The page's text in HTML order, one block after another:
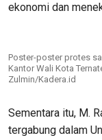
ekonomi dan
Poster-poster protes
Kantor Wali Kota
Zulmin/Kadera.id
Sementara itu, M.
tergabung dalam